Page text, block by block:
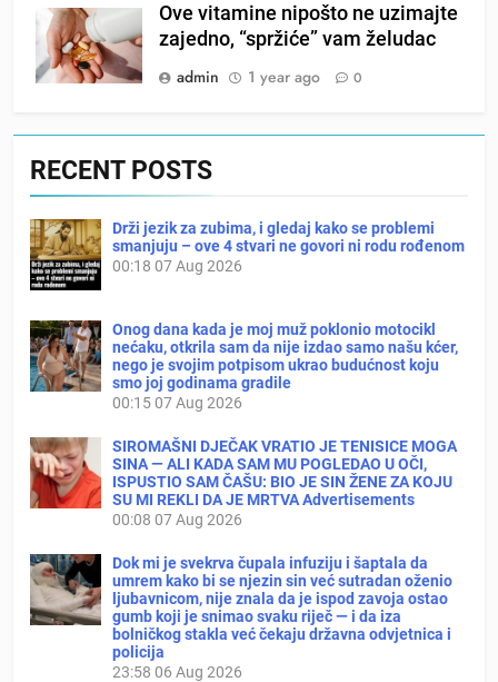
Ove vitamine nipošto ne uzimajte
zajedno, “spržiće” vam želudac
admin
1 year ago 0
RECENT POSTS
Drži jezik za zubima, i gledaj kako se problemi
smanjuju – ove 4 stvari ne govori ni rodu rođenom
00:18 07 Aug 2026
Onog dana kada je moj muž poklonio motocikl
nećaku, otkrila sam da nije izdao samo našu kćer,
nego je svojim potpisom ukrao budućnost koju
smo joj godinama gradile
00:1507 Aug 2026
SIROMAŠNI DJEČAK VRATIO JE TENISICE MOGA
SINA — ALI KADA SAM MU POGLEDAO U OČI,
ISPUSTIO SAM ČAŠU: BIO JE SIN ŽENE ZA KOJU
SU MI REKLI DA JE MRTVA Advertisements
00:08 07 Aug 2026
Dok mi je svekrva čupala infuziju i šaptala da
umrem kako bi se njezin sin već sutradan oženio
ljubavnicom, nije znala da je ispod zavoja ostao
gumb koji je snimao svaku riječ — i da iza
bolničkog stakla već čekaju državna odvjetnica i
policija
23:58 06 Aug 2026